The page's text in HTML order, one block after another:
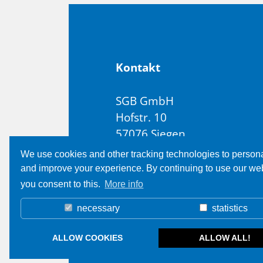
We use cookies and other tracking technologies to
and improve your experience. By continuing to use our
you consent to this. More info
necessary statistics
ALLOW COOKIES ALLOW ALL!
Kon­takt
SGB GmbH
Hofstr. 10
57076 Siegen
Tyskland
T +49 271 48964-0
Esgb@sgb.de